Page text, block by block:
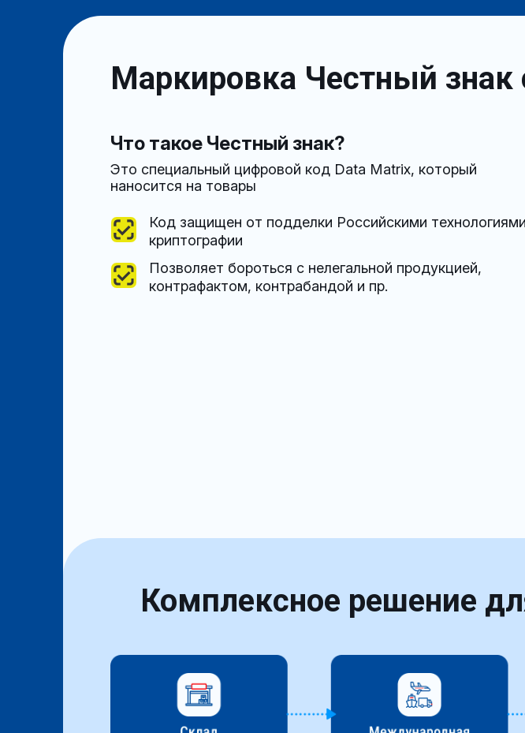
Маркировка Честный знак
Что такое Честный знак?
Это специальный цифровой код Data Matrix, который
наносится на товары
Код защищен от подделки Российскими технологиями
криптографии
Позволяет бороться с нелегальной продукцией,
контрафактом, контрабандой и пр.
Комплексное решение